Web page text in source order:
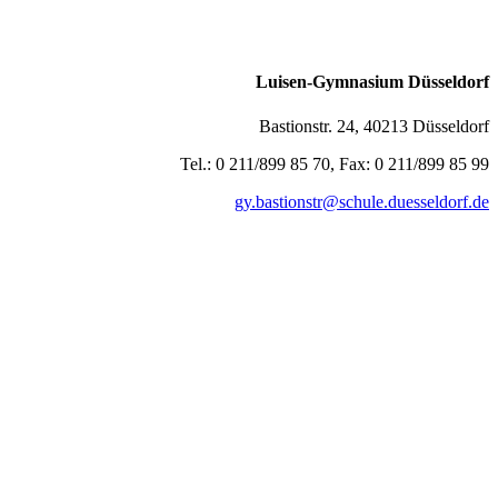
Luisen-Gymnasium Düsseldorf
Bastionstr. 24, 40213 Düsseldorf
Tel.: 0 211/899 85 70, Fax: 0 211/899 85 99
gy.bastionstr@schule.duesseldorf.de